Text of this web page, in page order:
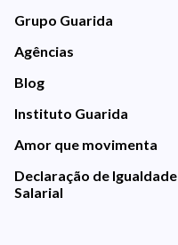
Grupo Guarida
Agências
Blog
Instituto Guarida
Amor que movimenta
Declaração de Igualdade
Salarial